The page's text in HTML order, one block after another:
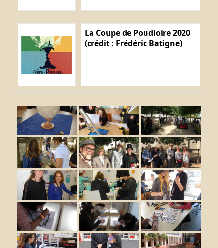
La Coupe de Poudloire 2020
(crédit : Frédéric Batigne)